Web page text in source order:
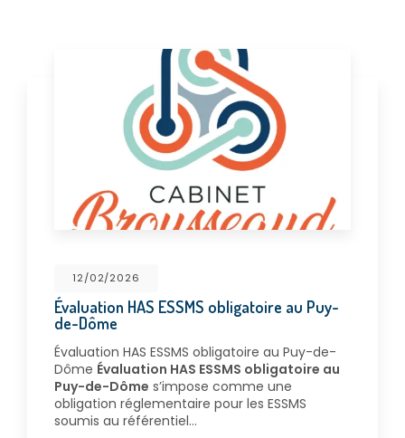
12/02/2026
Évaluation HAS ESSMS obligatoire au Puy-
de-Dôme
Évaluation HAS ESSMS obligatoire au Puy-de-
Dôme Évaluation HAS ESSMS obligatoire au
Puy-de-Dôme s’impose comme une
obligation réglementaire pour les ESSMS
soumis au référentiel…